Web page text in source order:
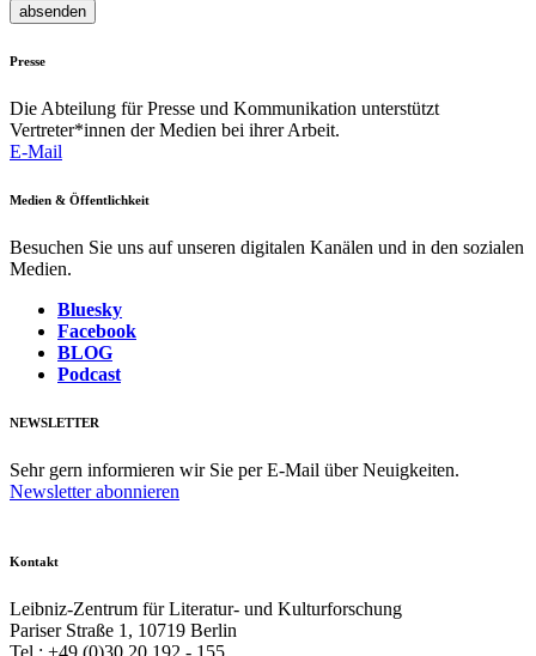
absenden
Presse
Die Abteilung für Presse und Kommunikation unterstützt
Vertreter*innen der Medien bei ihrer Arbeit.
E-Mail
Medien & Öffentlichkeit
Besuchen Sie uns auf unseren digitalen Kanälen und in den sozialen
Medien.
Bluesky
Facebook
BLOG
Podcast
NEWSLETTER
Sehr gern informieren wir Sie per E-Mail über Neuigkeiten.
Newsletter abonnieren
Kontakt
Leibniz-Zentrum für Literatur- und Kulturforschung
Pariser Straße 1, 10719 Berlin
Tel.: +49 (0)30 20 192 - 155